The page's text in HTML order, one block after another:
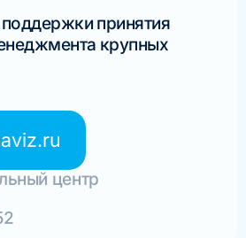
принятия
крупных
центр